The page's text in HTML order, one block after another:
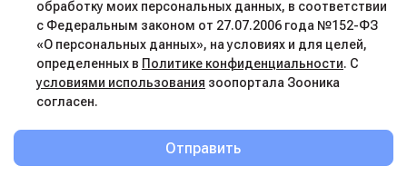
обработку моих персональных данных, в соответствии
с Федеральным законом от 27.07.2006 года №152-ФЗ
«О персональных данных», на условиях и для целей,
определенных в Политике конфиденциальности. С
условиями использования зоопортала Зооника
согласен.
Отправить